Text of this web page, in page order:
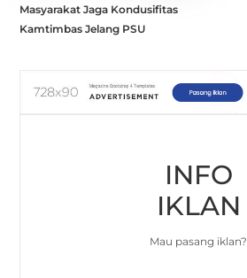
Masyarakat Jaga Kondusifitas
Kamtimbas Jelang PSU
INFO
IKLAN
Mau pasang iklan?